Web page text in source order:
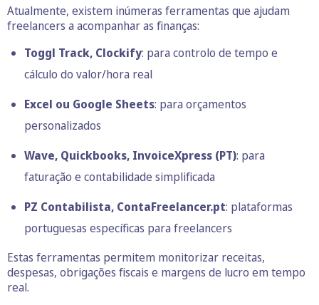
Atualmente, existem inúmeras ferramentas que ajudam
freelancers a acompanhar as finanças:
Toggl Track, Clockify: para controlo de tempo e
cálculo do valor/hora real
Excel ou Google Sheets: para orçamentos
personalizados
Wave, Quickbooks, InvoiceXpress (PT): para
faturação e contabilidade simplificada
PZ Contabilista, ContaFreelancer.pt: plataformas
portuguesas específicas para freelancers
Estas ferramentas permitem monitorizar receitas,
despesas, obrigações fiscais e margens de lucro em tempo
real.